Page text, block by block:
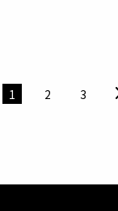
立法院女子運動
」計畫，這些國際
發生衝突。事後，
自己情緒失控而動
（Steve Kerr）揮
1 2 3